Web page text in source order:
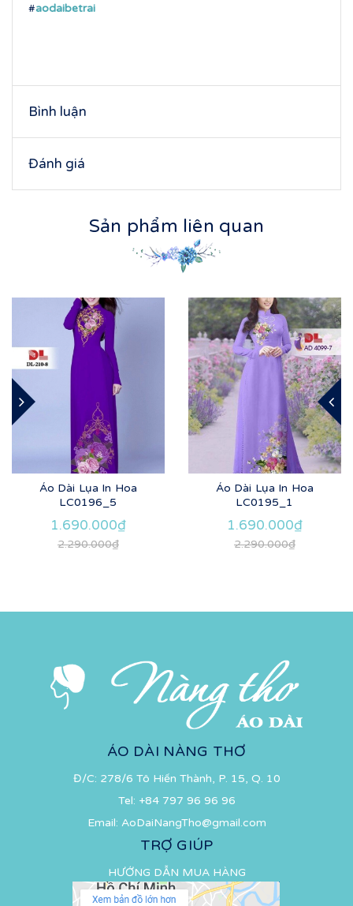
#aodaibetrai
Bình luận
Đánh giá
Sản phẩm liên quan
Áo Dài Lụa In Hoa
LC0196_5
1.690.000₫
2.290.000₫
Áo Dài Lụa In Hoa
LC0195_1
1.690.000₫
2.290.000₫
ÁO DÀI NÀNG THƠ
Đ/C: 278/6 Tô Hiến Thành, P. 15, Q. 10
Tel: +84 797 96 96 96
Email: AoDaiNangTho@gmail.com
TRỢ GIÚP
HƯỚNG DẪN MUA HÀNG